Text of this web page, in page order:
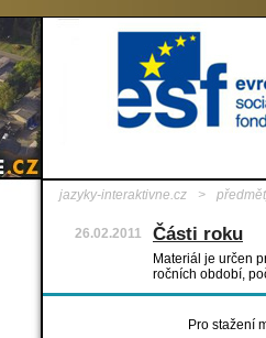
jazyky-interaktivne.cz >
26.02.2011 Části roku
Materiál je určen
ročních období,
Pro stažení